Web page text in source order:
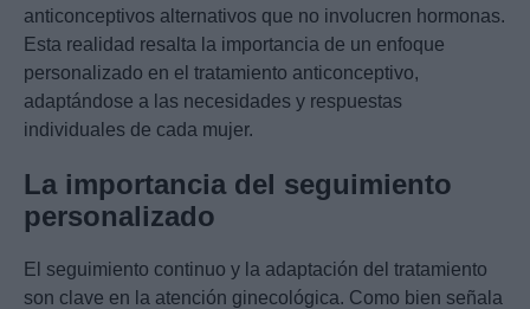
anticonceptivos alternativos que no involucren hormonas.
Esta realidad resalta la importancia de un enfoque
personalizado en el tratamiento anticonceptivo,
adaptándose a las necesidades y respuestas
individuales de cada mujer.
La importancia del seguimiento
personalizado
El seguimiento continuo y la adaptación del tratamiento
son clave en la atención ginecológica. Como bien señala